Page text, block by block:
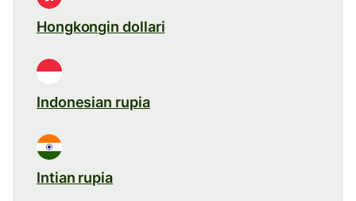
Hongkongin dollari
Indonesian rupia
Intian rupia